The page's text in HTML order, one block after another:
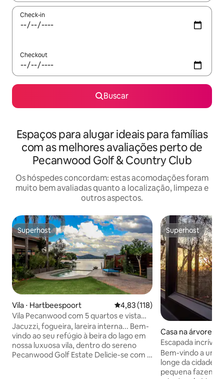
Check-in
Checkout
Buscar
Espaços para alugar ideais para famílias
com as melhores avaliações perto de
Pecanwood Golf & Country Club
Os hóspedes concordam: estas acomodações foram
muito bem avaliadas quanto a localização, limpeza e
outros aspectos.
Superhost
Superhost
Vila ⋅ Hartbeespoort 4,83 de uma avaliação média de
4,83 (118)
Vila Pecanwood com 5 quartos e vista
para o lago em campo de golfe
Jacuzzi, fogueira, lareira interna... Bem-
vindo ao seu refúgio à beira do lago em
nossa luxuosa vila, dentro do sereno
Pecanwood Golf Estate Delicie-se com a
Superhost
Superhost
Casa na árvore ⋅
Escapada incrível
imersa na
Bem-vindo a um
longe da cidade
pequena